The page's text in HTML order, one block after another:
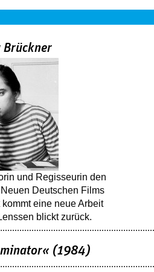
Brückner
und Regisseurin den
Deutschen Films
eine neue Arbeit
blickt zurück.
(1984)